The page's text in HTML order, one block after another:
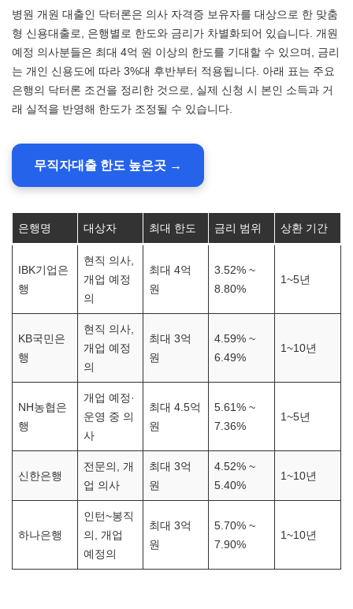
병원 개원 대출인 닥터론은 의사 자격증 보유자를 대상으로 한 맞춤
형 신용대출로, 은행별로 한도와 금리가 차별화되어 있습니다. 개원
예정 의사분들은 최대 4억 원 이상의 한도를 기대할 수 있으며, 금리
는 개인 신용도에 따라 3%대 후반부터 적용됩니다. 아래 표는 주요
은행의 닥터론 조건을 정리한 것으로, 실제 신청 시 본인 소득과 거
래 실적을 반영해 한도가 조정될 수 있습니다.
무직자대출 한도 높은곳 →
은행명 대상자 최대 한도 금리 범위 상환 기간
IBK기업은
행
현직 의사,
개업 예정
의
최대 4억
원
3.52% ~
8.80%
1~5년
KB국민은
행
현직 의사,
개업 예정
의
최대 3억
원
4.59% ~
6.49%
1~10년
NH농협은
행
개업 예정·
운영 중 의
사
최대 4.5억
원
5.61% ~
7.36%
1~5년
신한은행
전문의, 개
업 의사
최대 3억
원
4.52% ~
5.40%
1~10년
하나은행
인턴~봉직
의, 개업
예정의
최대 3억
원
5.70% ~
7.90%
1~10년